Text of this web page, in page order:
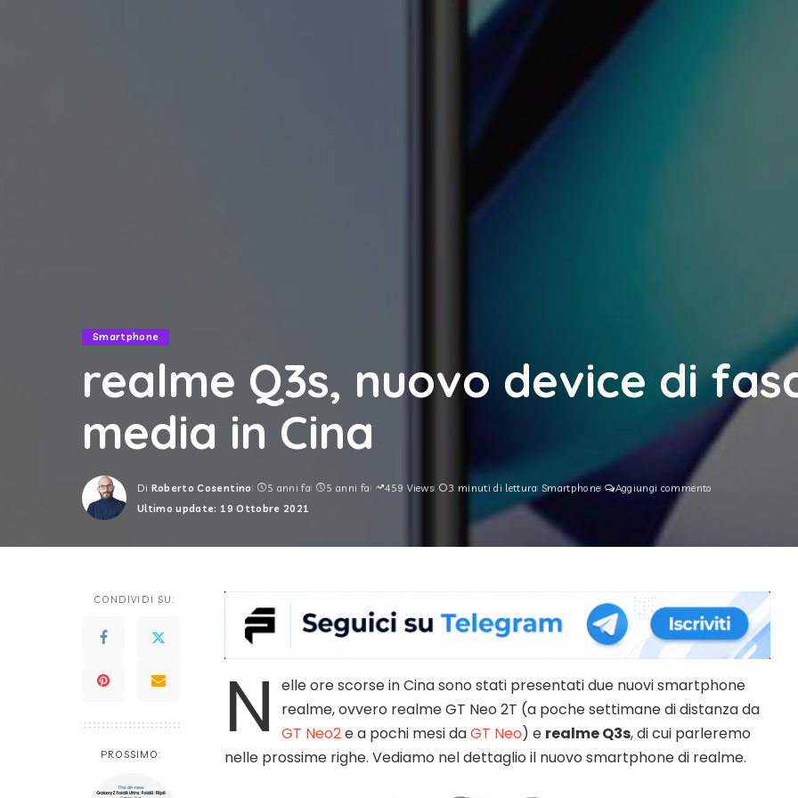
Smartphone
realme Q3s, nuovo device di
media in Cina
Posted
by
Di Roberto Cosentino 5 anni fa 5 anni fa 459 Views 3 minuti di lettura Smartphone
Aggiungi commento
Ultimo update: 19 Ottobre 2021
CONDIVIDI SU:
PROSSIMO: N
elle ore scorse in Cina sono stati presentati due nuovi smartphone
realme, ovvero realme GT Neo 2T (a poche settimane di distanza da
GT Neo2e a pochi mesi daGT Neo) e realme Q3s, di cui parleremo
nelle prossime righe. Vediamo nel dettaglio il nuovo smartphone di realme.